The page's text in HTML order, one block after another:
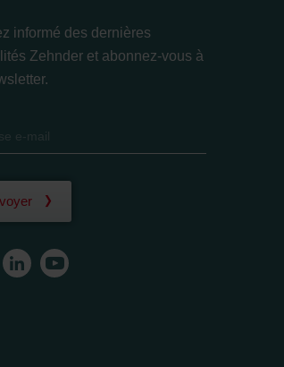
informé des dernières
Zehnder et abonnez-vous à